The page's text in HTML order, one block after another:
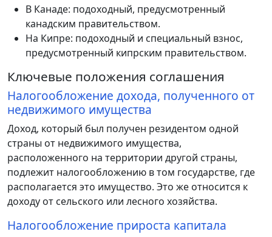
В Канаде: подоходный, предусмотренный
канадским правительством.
На Кипре: подоходный и специальный взнос,
предусмотренный кипрским правительством.
Ключевые положения соглашения
Налогообложение дохода, полученного от
недвижимого имущества
Доход, который был получен резидентом одной
страны от недвижимого имущества,
расположенного на территории другой страны,
подлежит налогообложению в том государстве, где
располагается это имущество. Это же относится к
доходу от сельского или лесного хозяйства.
Налогообложение прироста капитала